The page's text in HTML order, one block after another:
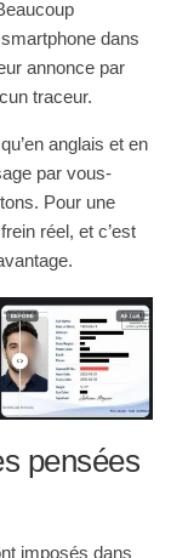
dans
annonce par
traceur.
anglais et en
par vous-
Pour une
réel, et c’est
pensées
imposés dans